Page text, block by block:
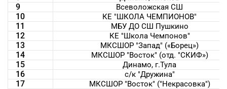
9 Всеволожская СШ
10 КЕ "ШКОЛА ЧЕМПИОНОВ"
11 МБУ ДО СШ Пушкино
12 КЕ "Школа Чемпонов"
13 МКСШОР "Запад" («Борец»)
14 МКСШОР "Восток" (отд. "СКИФ»)
15 Динамо, г.Тула
16 с/к "Дружина"
17 МКСШОР "Восток" ("Некрасовка")